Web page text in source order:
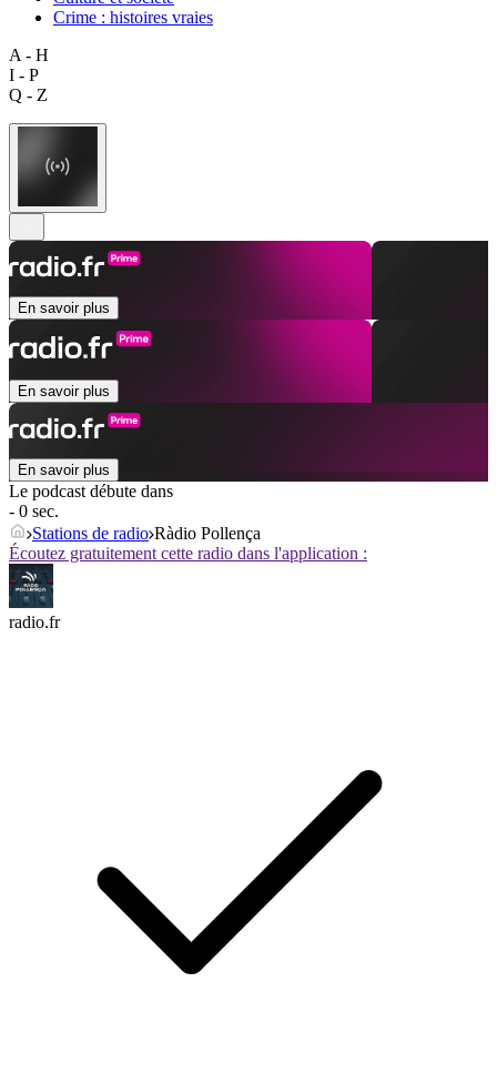
Crime : histoires vraies
A - H
I - P
Q - Z
En savoir plus
En savoir plus
En savoir plus
Le podcast débute dans
- 0 sec.
Stations de radio Ràdio Pollença
Écoutez gratuitement cette radio dans l'application :
radio.fr